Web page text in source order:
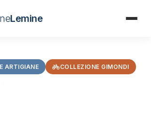
Lemine
ARTIGIANE COLLEZIONE GIMONDI